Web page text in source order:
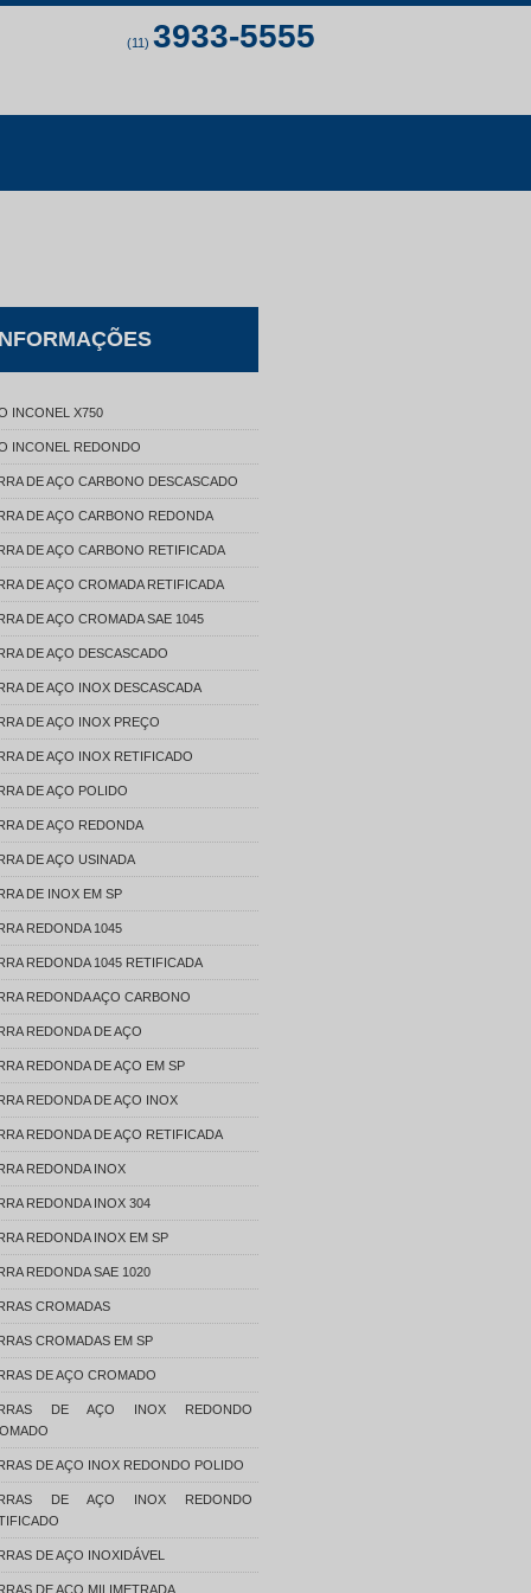
(11) 3933-5555
INCONEL X750
INCONEL REDONDO
DE AÇO CARBONO DESCASCADO
DE AÇO CARBONO REDONDA
DE AÇO CARBONO RETIFICADA
DE AÇO CROMADA RETIFICADA
DE AÇO CROMADA SAE 1045
DE AÇO DESCASCADO
DE AÇO INOX DESCASCADA
DE AÇO INOX PREÇO
DE AÇO INOX RETIFICADO
DE AÇO POLIDO
DE AÇO REDONDA
DE AÇO USINADA
DE INOX EM SP
REDONDA 1045
REDONDA 1045 RETIFICADA
REDONDA AÇO CARBONO
REDONDA DE AÇO
REDONDA DE AÇO EM SP
REDONDA DE AÇO INOX
REDONDA DE AÇO RETIFICADA
REDONDA INOX
REDONDA INOX 304
REDONDA INOX EM SP
REDONDA SAE 1020
CROMADAS
CROMADAS EM SP
DE AÇO CROMADO
DE AÇO INOX REDONDO
DE AÇO INOX REDONDO POLIDO
DE AÇO INOX REDONDO
DE AÇO INOXIDÁVEL
DE AÇO MILIMETRADA